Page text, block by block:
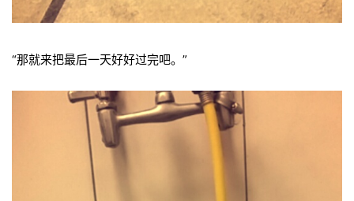
“那就来把最后一天好好过完吧。”